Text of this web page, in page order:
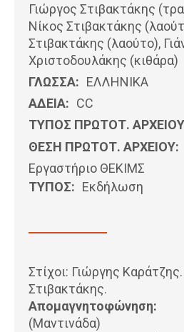
Γιώργος Στιβακτάκης
Νίκος Στιβακτάκης
Στιβακτάκης (λαούτο),
Χριστοδουλάκης (κιθάρα)
ΓΛΩΣΣΑ: ΕΛΛΗΝΙΚΆ
ΑΔΕΙΑ: CC
ΤΥΠΟΣ ΠΡΩΤΟΤ.
ΘΕΣΗ ΠΡΩΤΟΤ. ΑΡΧΕΙΟΥ:
Εργαστήριο ΘΕΚΙΜΣ
ΤΥΠΟΣ: Εκδήλωση
Στίχοι: Γιώργης
Στιβακτάκης.
Απομαγνητοφώνηση:
(Μαντινάδα)